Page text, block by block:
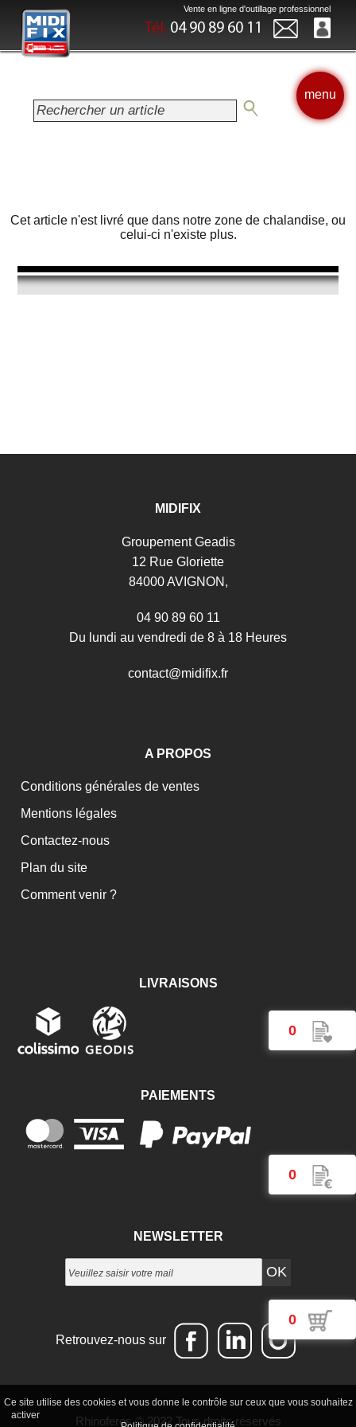
Vente en ligne d'outillage professionnel
Tél. 04 90 89 60 11
0
0
0
menu
Cet article n'est livré que dans notre zone de chalandise, ou
celui-ci n'existe plus.
MIDIFIX
Groupement Geadis
12 Rue Gloriette
84000 AVIGNON,
04 90 89 60 11
Du lundi au vendredi de 8 à 18 Heures
contact@midifix.fr
A PROPOS
Conditions générales de ventes
Mentions légales
Contactez-nous
Plan du site
Comment venir ?
LIVRAISONS
PAIEMENTS
NEWSLETTER
Retrouvez-nous sur
Rhinoferos© 2022 Tous droits réservés
Ce site utilise des cookies et vous donne le contrôle sur ceux que vous souhaitez
activer
Tout accepter Continuer sans accepter Paramétrer mes choix